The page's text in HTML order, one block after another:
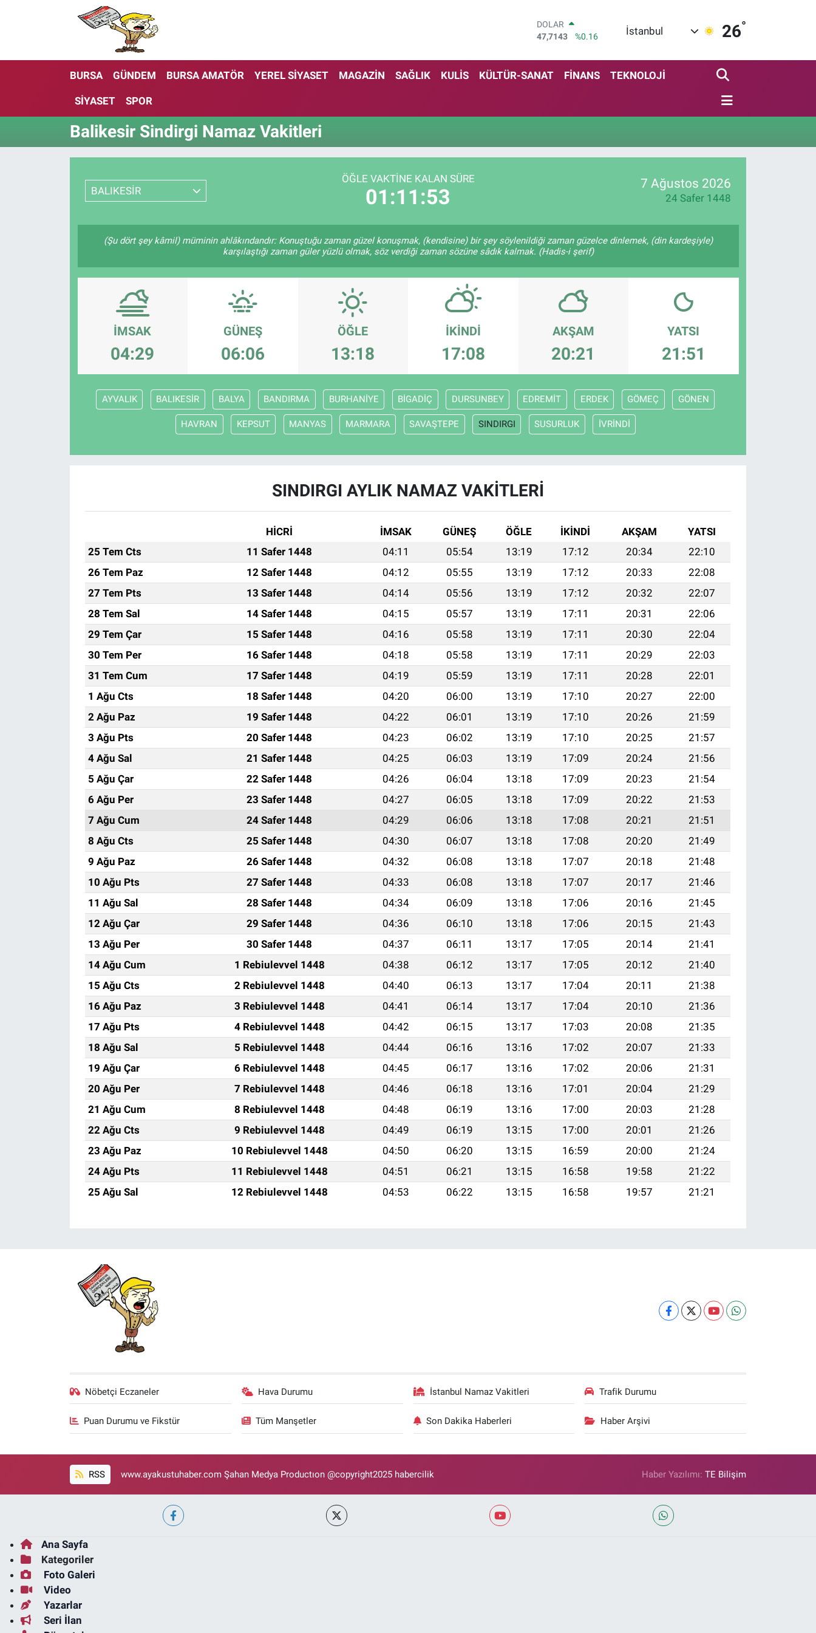
DOLAR
47,7143
%0.16
55,0317
%-0.02
STERLİN
BITCOIN
64.360,53
%-0.76
İstanbul 26°
BURSA GÜNDEM BURSA AMATÖR YEREL SİYASET MAGAZİN SAĞLIK KULİS KÜLTÜR-SANAT FİNANS TEKNOLOJİ
SİYASET SPOR
Balikesir Sindirgi Namaz Vakitleri
BALIKESİR
ÖĞLE VAKTINE KALAN SÜRE
01:11:53
7 Ağustos 2026
24 Safer 1448
(Şu dört şey kâmil) müminin ahlâkındandır: Konuştuğu zaman güzel konuşmak, (kendisine) bir şey söylenildiği zaman güzelce dinlemek, (din kardeşiyle)
karşılaştığı zaman güler yüzlü olmak, söz verdiği zaman sözüne sâdık kalmak. (Hadis-i şerif)
İMSAK
04:29
GÜNEŞ
06:06
ÖĞLE
13:18
İKINDI
17:08
AKŞAM
20:21
YATSI
21:51
AYVALIK BALIKESİR BALYA BANDIRMA BURHANİYE BİGADİÇ DURSUNBEY EDREMİT ERDEK GÖMEÇ GÖNEN
HAVRAN KEPSUT MANYAS MARMARA SAVAŞTEPE SINDIRGI SUSURLUK İVRİNDİ
SINDIRGI AYLIK NAMAZ VAKITLERI
HİCRİ İMSAK GÜNEŞ ÖĞLE İKINDI AKŞAM
YATSI
25 Tem Cts
11 Safer 1448 04:11 05:54 13:19 17:12 20:34
22:10
26 Tem Paz
12 Safer 1448 04:12 05:55 13:19 17:12 20:33
22:08
27 Tem Pts
13 Safer 1448 04:14 05:56 13:19 17:12 20:32
22:07
28 Tem Sal
14 Safer 1448 04:15 05:57 13:19 17:11 20:31
22:06
29 Tem Çar
15 Safer 1448 04:16 05:58 13:19 17:11 20:30
22:04
30 Tem Per
16 Safer 1448 04:18 05:58 13:19 17:11 20:29
22:03
31 Tem Cum
17 Safer 1448 04:19 05:59 13:19 17:11 20:28
22:01
1 Ağu Cts
18 Safer 1448 04:20 06:00 13:19 17:10 20:27
22:00
2 Ağu Paz
19 Safer 1448 04:22 06:01 13:19 17:10 20:26
21:59
3 Ağu Pts
20 Safer 1448 04:23 06:02 13:19 17:10 20:25
21:57
4 Ağu Sal
21 Safer 1448 04:25 06:03 13:19 17:09 20:24
21:56
5 Ağu Çar
22 Safer 1448 04:26 06:04 13:18 17:09 20:23
21:54
6 Ağu Per
23 Safer 1448 04:27 06:05 13:18 17:09 20:22
21:53
7 Ağu Cum
24 Safer 1448 04:29 06:06 13:18 17:08 20:21
21:51
8 Ağu Cts
25 Safer 1448 04:30 06:07 13:18 17:08 20:20
21:49
9 Ağu Paz
26 Safer 1448 04:32 06:08 13:18 17:07 20:18
21:48
10 Ağu Pts
27 Safer 1448 04:33 06:08 13:18 17:07 20:17
21:46
11 Ağu Sal
28 Safer 1448 04:34 06:09 13:18 17:06 20:16
21:45
12 Ağu Çar
29 Safer 1448 04:36 06:10 13:18 17:06 20:15
21:43
13 Ağu Per
30 Safer 1448 04:37 06:11 13:17 17:05 20:14
21:41
14 Ağu Cum
1 Rebiulevvel 1448 04:38 06:12 13:17 17:05 20:12
21:40
15 Ağu Cts
2 Rebiulevvel 1448 04:40 06:13 13:17 17:04 20:11
21:38
16 Ağu Paz
3 Rebiulevvel 1448 04:41 06:14 13:17 17:04 20:10
21:36
17 Ağu Pts
4 Rebiulevvel 1448 04:42 06:15 13:17 17:03 20:08
21:35
18 Ağu Sal
5 Rebiulevvel 1448 04:44 06:16 13:16 17:02 20:07
21:33
19 Ağu Çar
6 Rebiulevvel 1448 04:45 06:17 13:16 17:02 20:06
21:31
20 Ağu Per
7 Rebiulevvel 1448 04:46 06:18 13:16 17:01 20:04
21:29
21 Ağu Cum
8 Rebiulevvel 1448 04:48 06:19 13:16 17:00 20:03
21:28
22 Ağu Cts
9 Rebiulevvel 1448 04:49 06:19 13:15 17:00 20:01
21:26
23 Ağu Paz
10 Rebiulevvel 1448 04:50 06:20 13:15 16:59 20:00
21:24
24 Ağu Pts
11 Rebiulevvel 1448 04:51 06:21 13:15 16:58 19:58
21:22
25 Ağu Sal
12 Rebiulevvel 1448 04:53 06:22 13:15 16:58 19:57 21:21
Nöbetçi Eczaneler Hava Durumu İstanbul Namaz Vakitleri Trafik Durumu
Puan Durumu ve Fikstür Tüm Manşetler Son Dakika Haberleri Haber Arşivi
RSS www.ayakustuhaber.com Şahan Medya Productıon @copyright2025 habercilik Haber Yazılımı:TE Bilişim
Ana Sayfa
Kategoriler
Foto Galeri
Video
Yazarlar
Seri İlan